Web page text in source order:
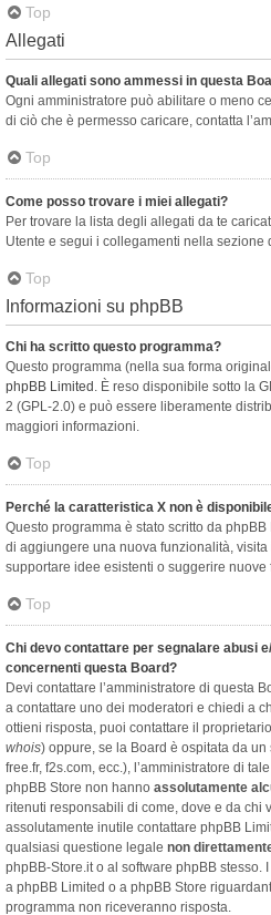
Top
Allegati
Quali allegati sono ammessi in questa
Ogni amministratore può abilitare o meno
di ciò che è permesso caricare, contatta
Top
Come posso trovare i miei allegati?
Per trovare la lista degli allegati da te
Utente e segui i collegamenti nella sezione
Top
Informazioni su phpBB
Chi ha scritto questo programma?
Questo programma (nella sua forma
phpBB Limited . È reso disponibile sotto la
2 (GPL-2.0) e può essere liberamente
maggiori informazioni.
Top
Perché la caratteristica X non è
Questo programma è stato scritto da
di aggiungere una nuova funzionalità, visita
supportare idee esistenti o suggerire nuove
Top
Chi devo contattare per segnalare abusi
concernenti questa Board?
Devi contattare l’amministratore di questa
a contattare uno dei moderatori e chiedi a
ottieni risposta, puoi contattare il
whois) oppure, se la Board è ospitata da
free.fr, f2s.com, ecc.), l’amministratore di
phpBB Store non hanno assolutamente
ritenuti responsabili di come, dove e da chi
assolutamente inutile contattare phpBB
qualsiasi questione legale non
phpBB-Store.it o al software phpBB stesso.
a phpBB Limited o a phpBB Store
programma non riceveranno risposta.